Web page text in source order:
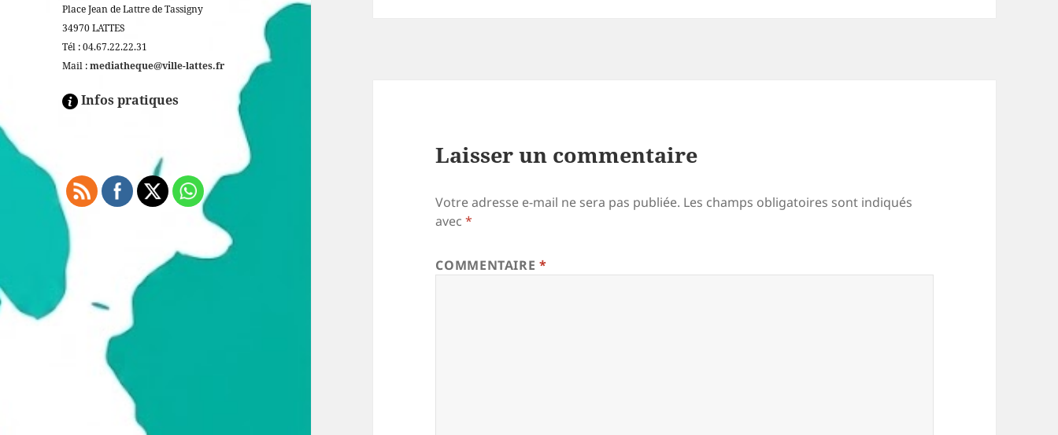
Place Jean de Lattre de Tassigny
34970 LATTES
Tél : 04.67.22.22.31
Mail :mediatheque@ville-lattes.fr
Infos pratiques
Facebook is disabled.
Laisser un commentaire
Votre adresse e-mail ne sera pas publiée. Les champs obligatoires sont indiqués
avec*
COMMENTAIRE*